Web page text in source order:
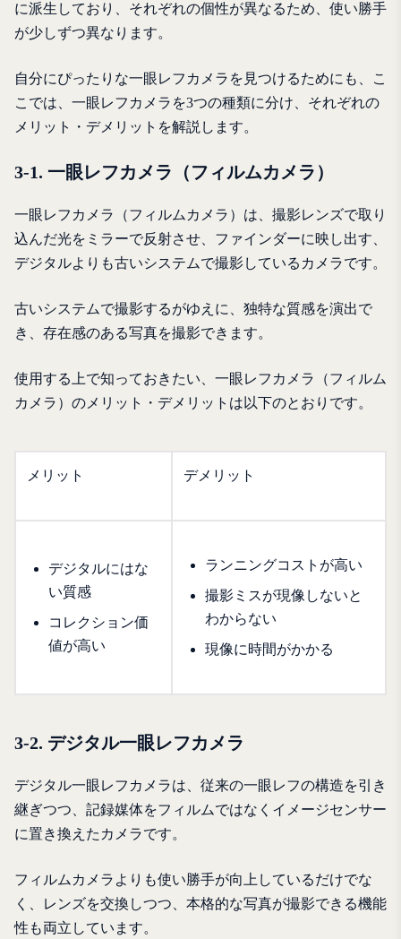
に派生しており、それぞれの個性が異なるため、使い勝手
が少しずつ異なります。
自分にぴったりな一眼レフカメラを見つけるためにも、こ
こでは、一眼レフカメラを3つの種類に分け、それぞれの
メリット・デメリットを解説します。
3-1. 一眼レフカメラ（フィルムカメラ）
一眼レフカメラ（フィルムカメラ）は、撮影レンズで取り
込んだ光をミラーで反射させ、ファインダーに映し出す、
デジタルよりも古いシステムで撮影しているカメラです。
古いシステムで撮影するがゆえに、独特な質感を演出で
き、存在感のある写真を撮影できます。
使用する上で知っておきたい、一眼レフカメラ（フィルム
カメラ）のメリット・デメリットは以下のとおりです。
メリット デメリット
デジタルにはな
い質感
コレクション価
値が高い
ランニングコストが高い
撮影ミスが現像しないと
わからない
現像に時間がかかる
3-2. デジタル一眼レフカメラ
デジタル一眼レフカメラは、従来の一眼レフの構造を引き
継ぎつつ、記録媒体をフィルムではなくイメージセンサー
に置き換えたカメラです。
フィルムカメラよりも使い勝手が向上しているだけでな
く、レンズを交換しつつ、本格的な写真が撮影できる機能
性も両立しています。